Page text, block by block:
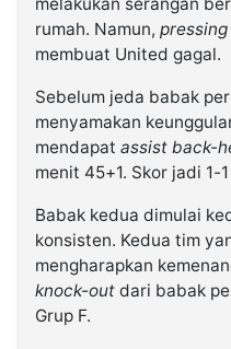
rumah. Namun, pressing
membuat United gagal.
Sebelum jeda babak
menyamakan
mendapat assist back-
menit 45+1. Skor jadi
Babak kedua dimulai
konsisten. Kedua tim
mengharapkan
knock-out dari babak
Grup F.